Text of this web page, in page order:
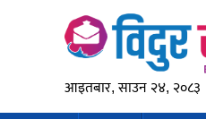
आइतबार, साउन २४, २०८३